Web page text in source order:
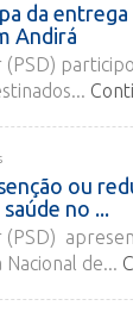
da entrega
Andirá
ou
no ...
de...